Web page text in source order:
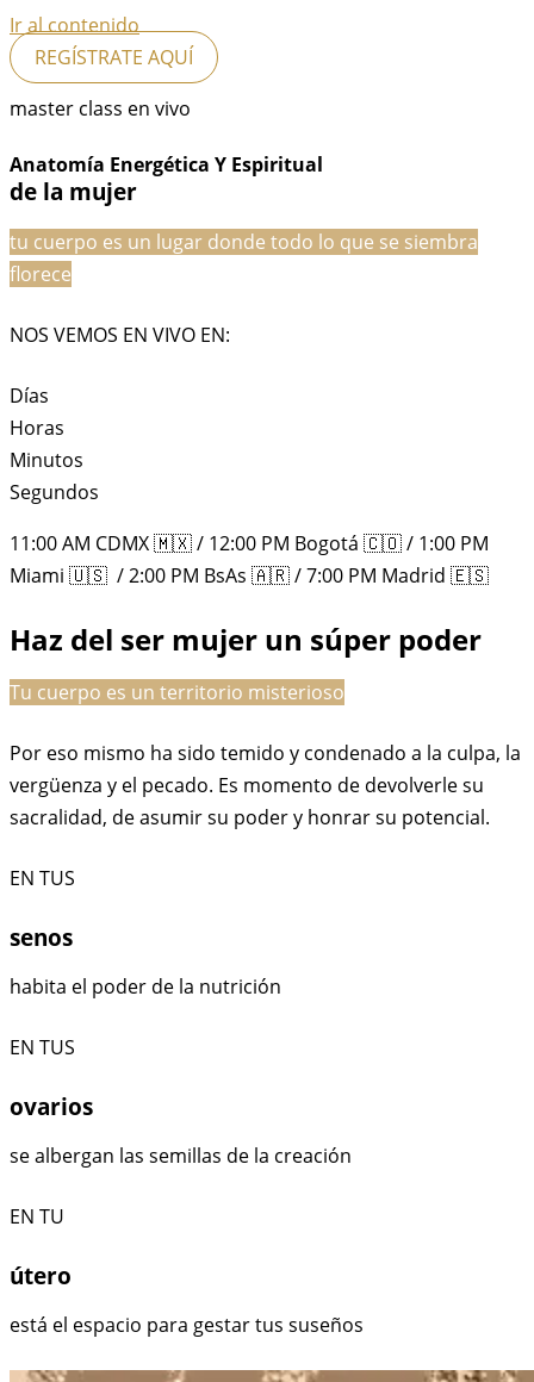
Ir al contenido
REGÍSTRATE AQUÍ
master class en vivo
Anatomía Energética Y Espiritual
de la mujer
tu cuerpo es un lugar donde todo lo que se siembra
florece
NOS VEMOS EN VIVO EN:
Días
Horas
Minutos
Segundos
11:00 AM CDMX 🇲🇽 / 12:00 PM Bogotá 🇨🇴 / 1:00 PM
Miami 🇺🇸 / 2:00 PM BsAs 🇦🇷 / 7:00 PM Madrid 🇪🇸
Haz del ser mujer un súper poder
Tu cuerpo es un territorio misterioso
Por eso mismo ha sido temido y condenado a la culpa, la
vergüenza y el pecado. Es momento de devolverle su
sacralidad, de asumir su poder y honrar su potencial.
EN TUS
senos
habita el poder de la nutrición
EN TUS
ovarios
se albergan las semillas de la creación
EN TU
útero
está el espacio para gestar tus suseños